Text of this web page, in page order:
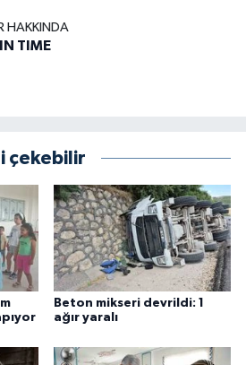
HAKKINDA
TIME
çekebilir
Beton mikseri devrildi: 1
ağır yaralı